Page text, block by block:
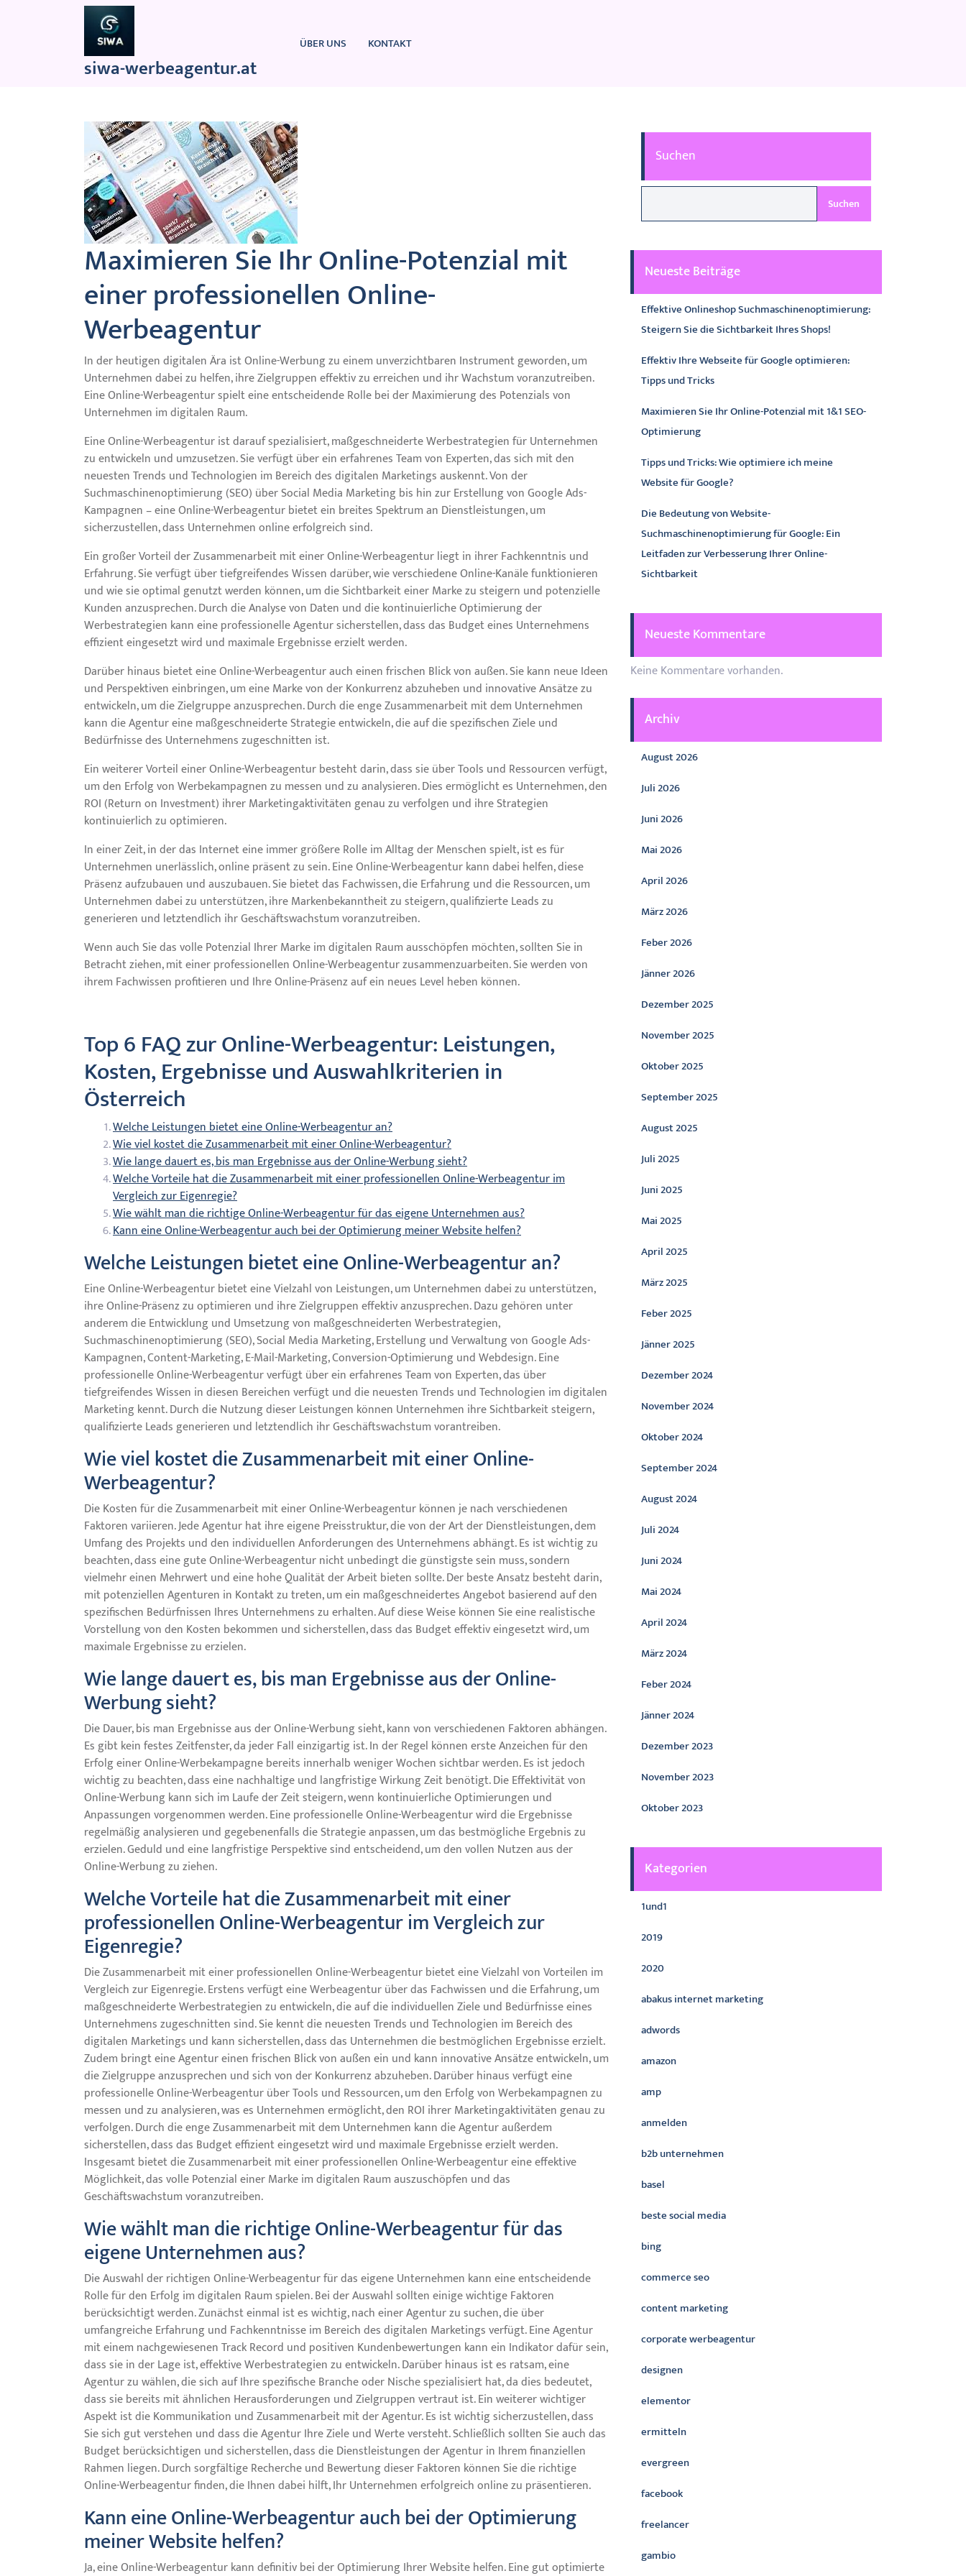
siwa-werbeagentur.at
ÜBER UNS KONTAKT
Maximieren Sie Ihr Online-Potenzial mit
einer professionellen Online-
Werbeagentur
In der heutigen digitalen Ära ist Online-Werbung zu einem unverzichtbaren Instrument geworden, um
Unternehmen dabei zu helfen, ihre Zielgruppen effektiv zu erreichen und ihr Wachstum voranzutreiben.
Eine Online-Werbeagentur spielt eine entscheidende Rolle bei der Maximierung des Potenzials von
Unternehmen im digitalen Raum.
Eine Online-Werbeagentur ist darauf spezialisiert, maßgeschneiderte Werbestrategien für Unternehmen
zu entwickeln und umzusetzen. Sie verfügt über ein erfahrenes Team von Experten, das sich mit den
neuesten Trends und Technologien im Bereich des digitalen Marketings auskennt. Von der
Suchmaschinenoptimierung (SEO) über Social Media Marketing bis hin zur Erstellung von Google Ads-
Kampagnen – eine Online-Werbeagentur bietet ein breites Spektrum an Dienstleistungen, um
sicherzustellen, dass Unternehmen online erfolgreich sind.
Ein großer Vorteil der Zusammenarbeit mit einer Online-Werbeagentur liegt in ihrer Fachkenntnis und
Erfahrung. Sie verfügt über tiefgreifendes Wissen darüber, wie verschiedene Online-Kanäle funktionieren
und wie sie optimal genutzt werden können, um die Sichtbarkeit einer Marke zu steigern und potenzielle
Kunden anzusprechen. Durch die Analyse von Daten und die kontinuierliche Optimierung der
Werbestrategien kann eine professionelle Agentur sicherstellen, dass das Budget eines Unternehmens
effizient eingesetzt wird und maximale Ergebnisse erzielt werden.
Darüber hinaus bietet eine Online-Werbeagentur auch einen frischen Blick von außen. Sie kann neue Ideen
und Perspektiven einbringen, um eine Marke von der Konkurrenz abzuheben und innovative Ansätze zu
entwickeln, um die Zielgruppe anzusprechen. Durch die enge Zusammenarbeit mit dem Unternehmen
kann die Agentur eine maßgeschneiderte Strategie entwickeln, die auf die spezifischen Ziele und
Bedürfnisse des Unternehmens zugeschnitten ist.
Ein weiterer Vorteil einer Online-Werbeagentur besteht darin, dass sie über Tools und Ressourcen verfügt,
um den Erfolg von Werbekampagnen zu messen und zu analysieren. Dies ermöglicht es Unternehmen, den
ROI (Return on Investment) ihrer Marketingaktivitäten genau zu verfolgen und ihre Strategien
kontinuierlich zu optimieren.
In einer Zeit, in der das Internet eine immer größere Rolle im Alltag der Menschen spielt, ist es für
Unternehmen unerlässlich, online präsent zu sein. Eine Online-Werbeagentur kann dabei helfen, diese
Präsenz aufzubauen und auszubauen. Sie bietet das Fachwissen, die Erfahrung und die Ressourcen, um
Unternehmen dabei zu unterstützen, ihre Markenbekanntheit zu steigern, qualifizierte Leads zu
generieren und letztendlich ihr Geschäftswachstum voranzutreiben.
Wenn auch Sie das volle Potenzial Ihrer Marke im digitalen Raum ausschöpfen möchten, sollten Sie in
Betracht ziehen, mit einer professionellen Online-Werbeagentur zusammenzuarbeiten. Sie werden von
ihrem Fachwissen profitieren und Ihre Online-Präsenz auf ein neues Level heben können.
Top 6 FAQ zur Online-Werbeagentur: Leistungen,
Kosten, Ergebnisse und Auswahlkriterien in
Österreich
Welche Leistungen bietet eine Online-Werbeagentur an?
Wie viel kostet die Zusammenarbeit mit einer Online-Werbeagentur?
Wie lange dauert es, bis man Ergebnisse aus der Online-Werbung sieht?
Welche Vorteile hat die Zusammenarbeit mit einer professionellen Online-Werbeagentur im
Vergleich zur Eigenregie?
Wie wählt man die richtige Online-Werbeagentur für das eigene Unternehmen aus?
Kann eine Online-Werbeagentur auch bei der Optimierung meiner Website helfen?
Welche Leistungen bietet eine Online-Werbeagentur an?
Eine Online-Werbeagentur bietet eine Vielzahl von Leistungen, um Unternehmen dabei zu unterstützen,
ihre Online-Präsenz zu optimieren und ihre Zielgruppen effektiv anzusprechen. Dazu gehören unter
anderem die Entwicklung und Umsetzung von maßgeschneiderten Werbestrategien,
Suchmaschinenoptimierung (SEO), Social Media Marketing, Erstellung und Verwaltung von Google Ads-
Kampagnen, Content-Marketing, E-Mail-Marketing, Conversion-Optimierung und Webdesign. Eine
professionelle Online-Werbeagentur verfügt über ein erfahrenes Team von Experten, das über
tiefgreifendes Wissen in diesen Bereichen verfügt und die neuesten Trends und Technologien im digitalen
Marketing kennt. Durch die Nutzung dieser Leistungen können Unternehmen ihre Sichtbarkeit steigern,
qualifizierte Leads generieren und letztendlich ihr Geschäftswachstum vorantreiben.
Wie viel kostet die Zusammenarbeit mit einer Online-
Werbeagentur?
Die Kosten für die Zusammenarbeit mit einer Online-Werbeagentur können je nach verschiedenen
Faktoren variieren. Jede Agentur hat ihre eigene Preisstruktur, die von der Art der Dienstleistungen, dem
Umfang des Projekts und den individuellen Anforderungen des Unternehmens abhängt. Es ist wichtig zu
beachten, dass eine gute Online-Werbeagentur nicht unbedingt die günstigste sein muss, sondern
vielmehr einen Mehrwert und eine hohe Qualität der Arbeit bieten sollte. Der beste Ansatz besteht darin,
mit potenziellen Agenturen in Kontakt zu treten, um ein maßgeschneidertes Angebot basierend auf den
spezifischen Bedürfnissen Ihres Unternehmens zu erhalten. Auf diese Weise können Sie eine realistische
Vorstellung von den Kosten bekommen und sicherstellen, dass das Budget effektiv eingesetzt wird, um
maximale Ergebnisse zu erzielen.
Wie lange dauert es, bis man Ergebnisse aus der Online-
Werbung sieht?
Die Dauer, bis man Ergebnisse aus der Online-Werbung sieht, kann von verschiedenen Faktoren abhängen.
Es gibt kein festes Zeitfenster, da jeder Fall einzigartig ist. In der Regel können erste Anzeichen für den
Erfolg einer Online-Werbekampagne bereits innerhalb weniger Wochen sichtbar werden. Es ist jedoch
wichtig zu beachten, dass eine nachhaltige und langfristige Wirkung Zeit benötigt. Die Effektivität von
Online-Werbung kann sich im Laufe der Zeit steigern, wenn kontinuierliche Optimierungen und
Anpassungen vorgenommen werden. Eine professionelle Online-Werbeagentur wird die Ergebnisse
regelmäßig analysieren und gegebenenfalls die Strategie anpassen, um das bestmögliche Ergebnis zu
erzielen. Geduld und eine langfristige Perspektive sind entscheidend, um den vollen Nutzen aus der
Online-Werbung zu ziehen.
Welche Vorteile hat die Zusammenarbeit mit einer
professionellen Online-Werbeagentur im Vergleich zur
Eigenregie?
Die Zusammenarbeit mit einer professionellen Online-Werbeagentur bietet eine Vielzahl von Vorteilen im
Vergleich zur Eigenregie. Erstens verfügt eine Werbeagentur über das Fachwissen und die Erfahrung, um
maßgeschneiderte Werbestrategien zu entwickeln, die auf die individuellen Ziele und Bedürfnisse eines
Unternehmens zugeschnitten sind. Sie kennt die neuesten Trends und Technologien im Bereich des
digitalen Marketings und kann sicherstellen, dass das Unternehmen die bestmöglichen Ergebnisse erzielt.
Zudem bringt eine Agentur einen frischen Blick von außen ein und kann innovative Ansätze entwickeln, um
die Zielgruppe anzusprechen und sich von der Konkurrenz abzuheben. Darüber hinaus verfügt eine
professionelle Online-Werbeagentur über Tools und Ressourcen, um den Erfolg von Werbekampagnen zu
messen und zu analysieren, was es Unternehmen ermöglicht, den ROI ihrer Marketingaktivitäten genau zu
verfolgen. Durch die enge Zusammenarbeit mit dem Unternehmen kann die Agentur außerdem
sicherstellen, dass das Budget effizient eingesetzt wird und maximale Ergebnisse erzielt werden.
Insgesamt bietet die Zusammenarbeit mit einer professionellen Online-Werbeagentur eine effektive
Möglichkeit, das volle Potenzial einer Marke im digitalen Raum auszuschöpfen und das
Geschäftswachstum voranzutreiben.
Wie wählt man die richtige Online-Werbeagentur für das
eigene Unternehmen aus?
Die Auswahl der richtigen Online-Werbeagentur für das eigene Unternehmen kann eine entscheidende
Rolle für den Erfolg im digitalen Raum spielen. Bei der Auswahl sollten einige wichtige Faktoren
berücksichtigt werden. Zunächst einmal ist es wichtig, nach einer Agentur zu suchen, die über
umfangreiche Erfahrung und Fachkenntnisse im Bereich des digitalen Marketings verfügt. Eine Agentur
mit einem nachgewiesenen Track Record und positiven Kundenbewertungen kann ein Indikator dafür sein,
dass sie in der Lage ist, effektive Werbestrategien zu entwickeln. Darüber hinaus ist es ratsam, eine
Agentur zu wählen, die sich auf Ihre spezifische Branche oder Nische spezialisiert hat, da dies bedeutet,
dass sie bereits mit ähnlichen Herausforderungen und Zielgruppen vertraut ist. Ein weiterer wichtiger
Aspekt ist die Kommunikation und Zusammenarbeit mit der Agentur. Es ist wichtig sicherzustellen, dass
Sie sich gut verstehen und dass die Agentur Ihre Ziele und Werte versteht. Schließlich sollten Sie auch das
Budget berücksichtigen und sicherstellen, dass die Dienstleistungen der Agentur in Ihrem finanziellen
Rahmen liegen. Durch sorgfältige Recherche und Bewertung dieser Faktoren können Sie die richtige
Online-Werbeagentur finden, die Ihnen dabei hilft, Ihr Unternehmen erfolgreich online zu präsentieren.
Kann eine Online-Werbeagentur auch bei der Optimierung
meiner Website helfen?
Ja, eine Online-Werbeagentur kann definitiv bei der Optimierung Ihrer Website helfen. Eine gut optimierte
Suchen
Suchen
Neueste Beiträge
Effektive Onlineshop Suchmaschinenoptimierung:
Steigern Sie die Sichtbarkeit Ihres Shops!
Effektiv Ihre Webseite für Google optimieren:
Tipps und Tricks
Maximieren Sie Ihr Online-Potenzial mit 1&1 SEO-
Optimierung
Tipps und Tricks: Wie optimiere ich meine
Website für Google?
Die Bedeutung von Website-
Suchmaschinenoptimierung für Google: Ein
Leitfaden zur Verbesserung Ihrer Online-
Sichtbarkeit
Neueste Kommentare
Keine Kommentare vorhanden.
Archiv
August 2026
Juli 2026
Juni 2026
Mai 2026
April 2026
März 2026
Feber 2026
Jänner 2026
Dezember 2025
November 2025
Oktober 2025
September 2025
August 2025
Juli 2025
Juni 2025
Mai 2025
April 2025
März 2025
Feber 2025
Jänner 2025
Dezember 2024
November 2024
Oktober 2024
September 2024
August 2024
Juli 2024
Juni 2024
Mai 2024
April 2024
März 2024
Feber 2024
Jänner 2024
Dezember 2023
November 2023
Oktober 2023
Kategorien
1und1
2019
2020
abakus internet marketing
adwords
amazon
amp
anmelden
b2b unternehmen
basel
beste social media
bing
commerce seo
content marketing
corporate werbeagentur
designen
elementor
ermitteln
evergreen
facebook
freelancer
gambio